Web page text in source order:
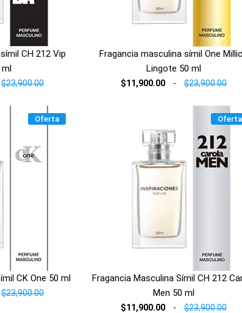
CH 212 Vip
ml
$23,900.00
Fragancia masculina símil One
Lingote 50 ml
$11,900.00 - $23,900.00
Oferta
CK One 50 ml
$23,900.00
Oferta
Fragancia Masculina Símil CH 212
Men 50 ml
$11,900.00 - $23,900.00